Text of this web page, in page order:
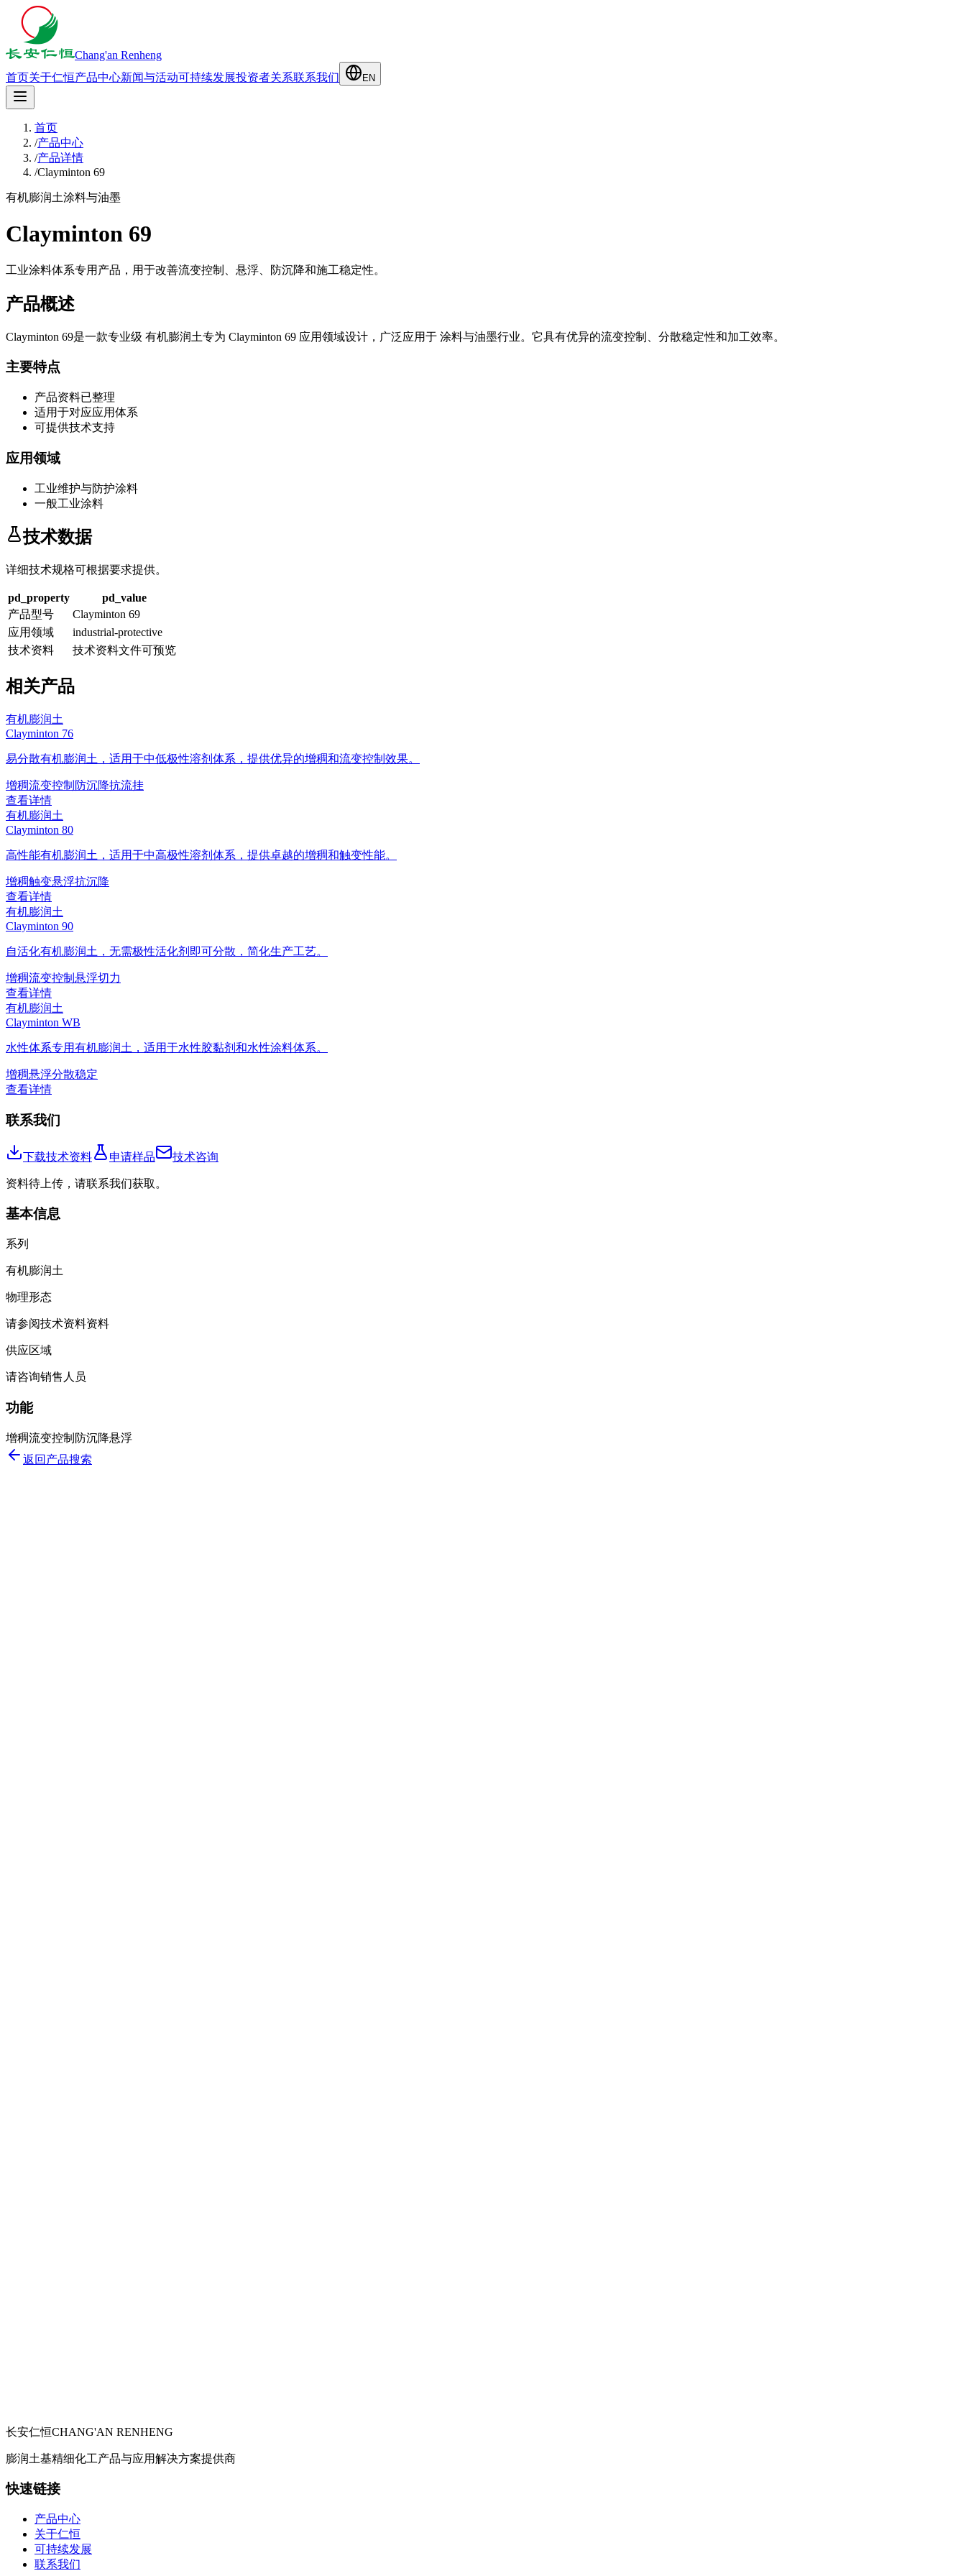
Chang'an Renheng
首页关于仁恒产品中心新闻与活动可持续发展投资者关系联系我们 EN
首页
/产品中心
/产品详情
/Clayminton 69
有机膨润土涂料与油墨
Clayminton 69
工业涂料体系专用产品，用于改善流变控制、悬浮、防沉降和施工稳定性。
产品概述
Clayminton 69是一款专业级 有机膨润土专为 Clayminton 69 应用领域设计，广泛应用于 涂料与油墨行业。它具有优异的流变控制、分散稳定性和加工效率。
主要特点
产品资料已整理
适用于对应应用体系
可提供技术支持
应用领域
工业维护与防护涂料
一般工业涂料
技术数据
详细技术规格可根据要求提供。
pd_property
pd_value
产品型号
Clayminton 69
应用领域
industrial-protective
技术资料
技术资料文件可预览
相关产品
有机膨润土
Clayminton 76
易分散有机膨润土，适用于中低极性溶剂体系，提供优异的增稠和流变控制效果。
增稠流变控制 防沉降抗流挂
查看详情
有机膨润土
Clayminton 80
高性能有机膨润土，适用于中高极性溶剂体系，提供卓越的增稠和触变性能。
增稠触变悬浮抗沉降
查看详情
有机膨润土
Clayminton 90
自活化有机膨润土，无需极性活化剂即可分散，简化生产工艺。
增稠流变控制 悬浮切力
查看详情
有机膨润土
Clayminton WB
水性体系专用有机膨润土，适用于水性胶黏剂和水性涂料体系。
增稠悬浮分散稳定
查看详情
联系我们
下载技术资料 申请样品 技术咨询
资料待上传，请联系我们获取。
基本信息
系列
有机膨润土
物理形态
请参阅技术资料资料
供应区域
请咨询销售人员
功能
增稠流变控制 防沉降悬浮
返回产品搜索
长安仁恒CHANG'AN RENHENG
膨润土基精细化工产品与应用解决方案提供商
快速链接
产品中心
关于仁恒
可持续发展
联系我们